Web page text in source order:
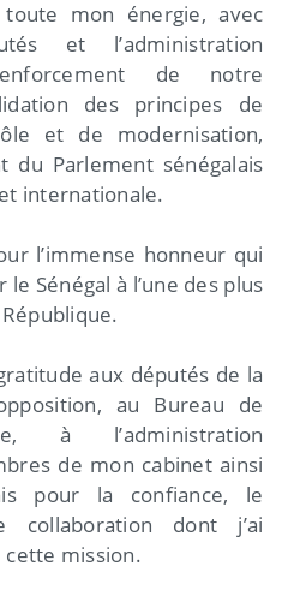
toute mon énergie, avec
et l’administration
de notre
des principes de
et de modernisation,
du Parlement sénégalais
internationale.
l’immense honneur qui
Sénégal à l’une des plus
aux députés de la
au Bureau de
à l’administration
de mon cabinet ainsi
pour la confiance, le
collaboration dont j’ai
mission.